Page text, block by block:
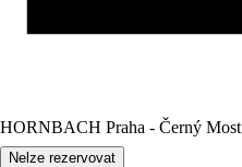
HORNBACH Praha - Černý Most
Nelze rezervovat